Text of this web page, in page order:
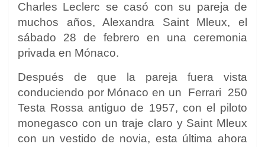
Charles Leclerc se casó con su pareja de
muchos años, Alexandra Saint Mleux, el
sábado 28 de febrero en una ceremonia
privada en Mónaco.
Después de que la pareja fuera vista
conduciendo por Mónaco en un Ferrari 250
Testa Rossa antiguo de 1957, con el piloto
monegasco con un traje claro y Saint Mleux
con un vestido de novia, esta última ahora